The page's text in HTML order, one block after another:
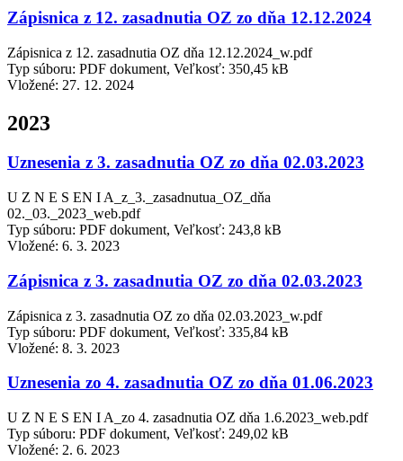
Zápisnica z 12. zasadnutia OZ zo dňa 12.12.2024
Zápisnica z 12. zasadnutia OZ dňa 12.12.2024_w.pdf
Typ súboru: PDF dokument, Veľkosť: 350,45 kB
Vložené: 27. 12. 2024
2023
Uznesenia z 3. zasadnutia OZ zo dňa 02.03.2023
U Z N E S EN I A_z_3._zasadnutua_OZ_dňa
02._03._2023_web.pdf
Typ súboru: PDF dokument, Veľkosť: 243,8 kB
Vložené: 6. 3. 2023
Zápisnica z 3. zasadnutia OZ zo dňa 02.03.2023
Zápisnica z 3. zasadnutia OZ zo dňa 02.03.2023_w.pdf
Typ súboru: PDF dokument, Veľkosť: 335,84 kB
Vložené: 8. 3. 2023
Uznesenia zo 4. zasadnutia OZ zo dňa 01.06.2023
U Z N E S EN I A_zo 4. zasadnutia OZ dňa 1.6.2023_web.pdf
Typ súboru: PDF dokument, Veľkosť: 249,02 kB
Vložené: 2. 6. 2023